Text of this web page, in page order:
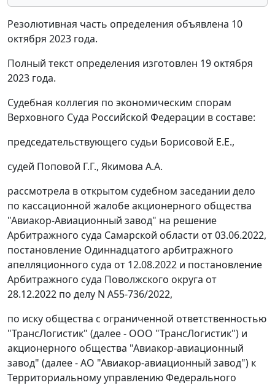
Резолютивная часть определения объявлена 10
октября 2023 года.
Полный текст определения изготовлен 19 октября
2023 года.
Судебная коллегия по экономическим спорам
Верховного Суда Российской Федерации в составе:
председательствующего судьи Борисовой Е.Е.,
судей Поповой Г.Г., Якимова А.А.
рассмотрела в открытом судебном заседании дело
по кассационной жалобе акционерного общества
"Авиакор-Авиационный завод" на решение
Арбитражного суда Самарской области от 03.06.2022,
постановление Одиннадцатого арбитражного
апелляционного суда от 12.08.2022 и постановление
Арбитражного суда Поволжского округа от
28.12.2022 по делу N А55-736/2022,
по иску общества с ограниченной ответственностью
"ТрансЛогистик" (далее - ООО "ТрансЛогистик") и
акционерного общества "Авиакор-авиационный
завод" (далее - АО "Авиакор-авиационный завод") к
Территориальному управлению Федерального